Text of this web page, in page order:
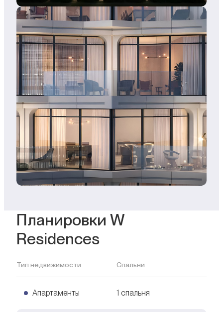
Планировки W
Residences
Тип недвижимости Спальни
Апартаменты 1 спальня